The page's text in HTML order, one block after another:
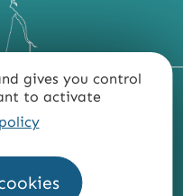
gives you control
to activate
PLAN DU SITE
?